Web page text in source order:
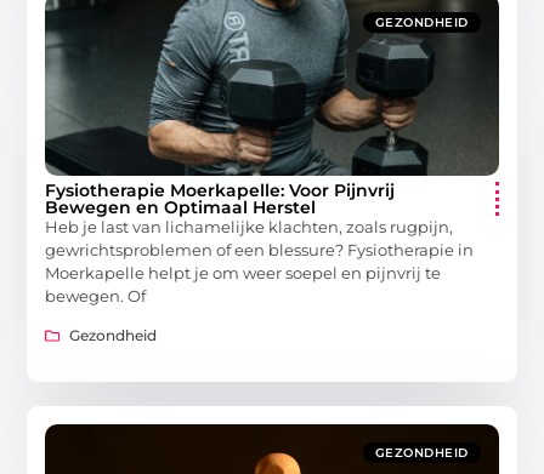
GEZONDHEID
Fysiotherapie Moerkapelle: Voor Pijnvrij
Bewegen en Optimaal Herstel
Heb je last van lichamelijke klachten, zoals rugpijn,
gewrichtsproblemen of een blessure? Fysiotherapie in
Moerkapelle helpt je om weer soepel en pijnvrij te
bewegen. Of
Gezondheid
GEZONDHEID